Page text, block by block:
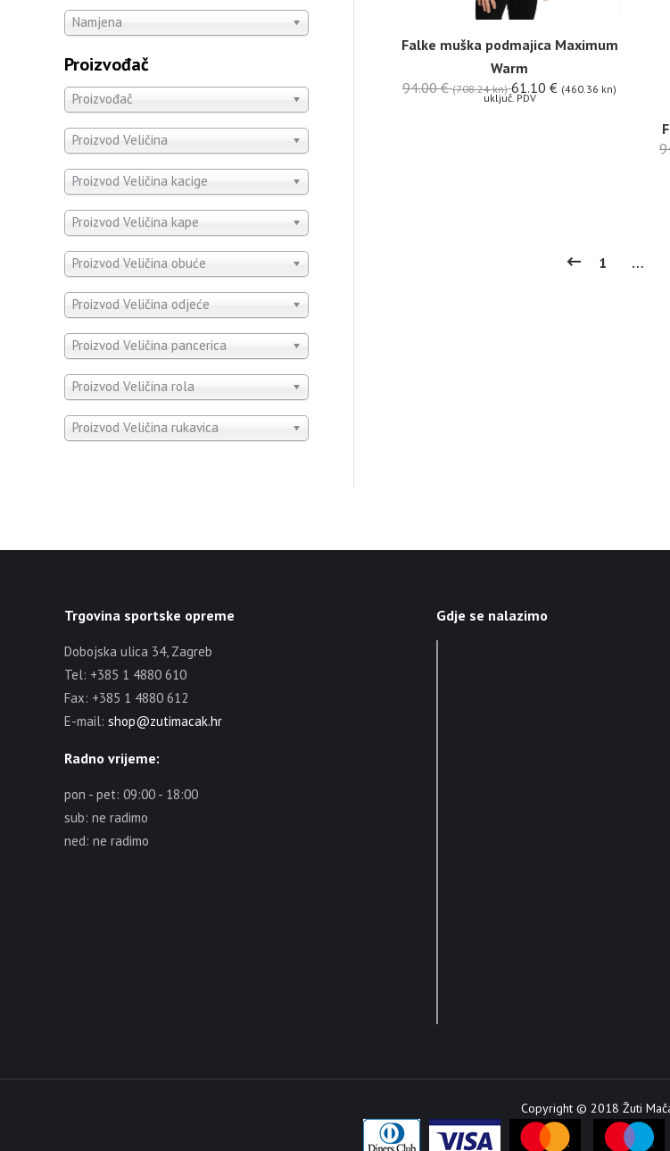
Falke muška podmajica Maximum
Warm
94.00€ (708.24 kn) 61.10 € (460.36 kn)
uključ. PDV
1 …
Namjena
Proizvođač
Proizvođač
Proizvod Veličina
Proizvod Veličina kacige
Proizvod Veličina kape
Proizvod Veličina obuće
Proizvod Veličina odjeće
Proizvod Veličina pancerica
Proizvod Veličina rola
Proizvod Veličina rukavica
Trgovina sportske opreme
Dobojska ulica 34, Zagreb
Tel: +385 1 4880 610
Fax: +385 1 4880 612
E-mail: shop@zutimacak.hr
Radno vrijeme:
pon - pet: 09:00 - 18:00
sub: ne radimo
ned: ne radimo
Gdje se nalazimo
Copyright © 2018 Žuti